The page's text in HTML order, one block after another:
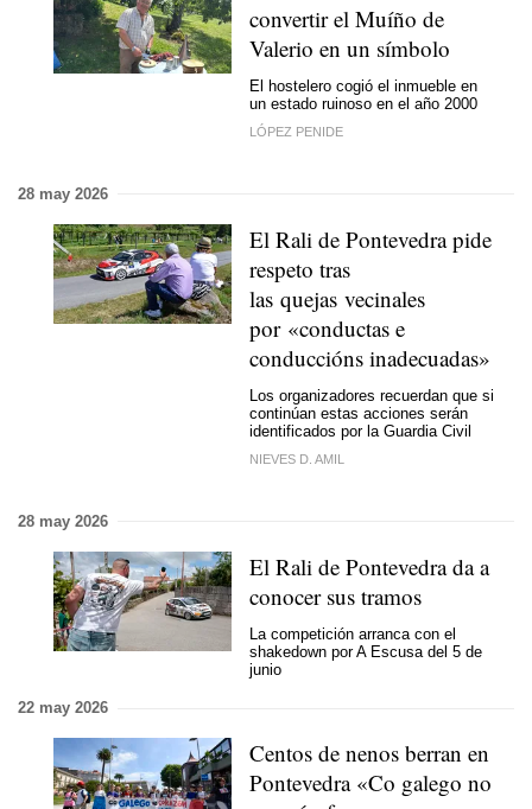
convertir el Muíño de
Valerio en un símbolo
El hostelero cogió el inmueble en
un estado ruinoso en el año 2000
LÓPEZ PENIDE
28 may 2026
El Rali de Pontevedra pide
respeto tras
las quejas vecinales
por «conductas e
conduccións inadecuadas»
Los organizadores recuerdan que si
continúan estas acciones serán
identificados por la Guardia Civil
NIEVES D. AMIL
28 may 2026
El Rali de Pontevedra da a
conocer sus tramos
La competición arranca con el
shakedown por A Escusa del 5 de
junio
22 may 2026
Centos de nenos berran en
Pontevedra «Co galego no